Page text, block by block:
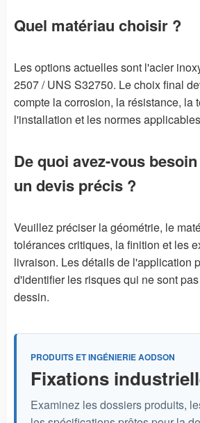
Quel matériau choisir ?
Les options actuelles sont l'acier
2507 / UNS S32750. Le choix final
compte la corrosion, la résistance, la
l'installation et les normes
De quoi avez-vous
un devis précis ?
Veuillez préciser la géométrie, le
tolérances critiques, la finition et les
livraison. Les détails de l'application
d'identifier les risques qui ne sont
dessin.
PRODUITS ET INGÉNIERIE AODSON
Fixations
Examinez les dossiers produits,